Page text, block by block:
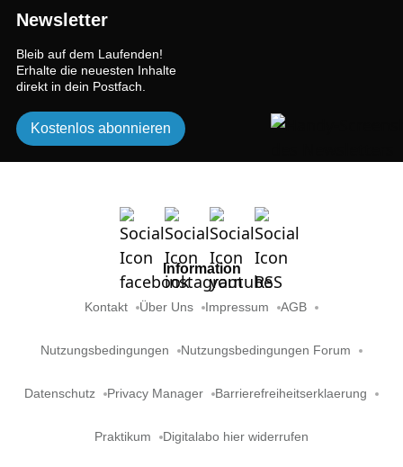
Newsletter
Bleib auf dem Laufenden!
Erhalte die neuesten Inhalte
direkt in dein Postfach.
Kostenlos abonnieren
Information
Kontakt Über Uns Impressum AGB
Nutzungsbedingungen Nutzungsbedingungen Forum
Datenschutz Privacy Manager Barrierefreiheitserklaerung
Praktikum Digitalabo hier widerrufen